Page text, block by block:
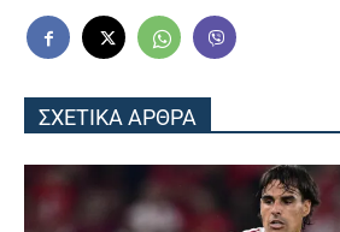
ΣΧΕΤΙΚΑ ΑΡΘΡΑ